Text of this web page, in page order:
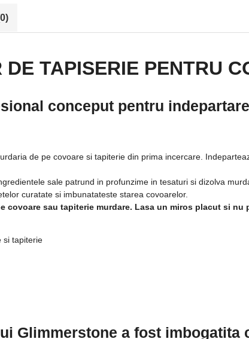
DE TAPISERIE PENTRU
conceput pentru
de pe covoare si tapiterie din prima incercare.
sale patrund in profunzime in tesaturi si dizolva
curatate si imbunatateste starea covoarelor.
covoare sau tapiterie murdare. Lasa un miros placut si nu
si tapiterie
Glimmerstone a fost imbogatita